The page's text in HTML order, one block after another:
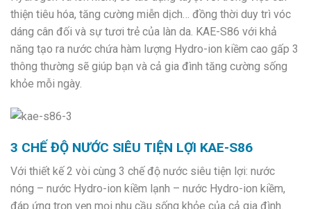
thiện tiêu hóa, tăng cường miễn dịch… đồng thời duy trì vóc
dáng cân đối và sự tươi trẻ của làn da. KAE-S86 với khả
năng tạo ra nước chứa hàm lượng Hydro-ion kiềm cao gấp 3
thông thường sẽ giúp bạn và cả gia đình tăng cường sống
khỏe mỗi ngày.
3 CHẾ ĐỘ NƯỚC SIÊU TIỆN LỢI KAE-S86
Với thiết kế 2 vòi cùng 3 chế độ nước siêu tiện lợi: nước
nóng – nước Hydro-ion kiềm lạnh – nước Hydro-ion kiềm,
đáp ứng trọn vẹn mọi nhu cầu sống khỏe của cả gia đình.